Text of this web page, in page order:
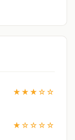
★★★☆☆
★☆☆☆☆